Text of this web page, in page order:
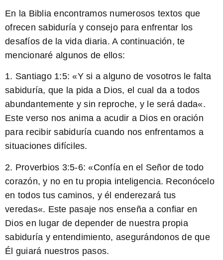
En la Biblia encontramos numerosos textos que
ofrecen sabiduría y consejo para enfrentar los
desafíos de la vida diaria. A continuación, te
mencionaré algunos de ellos:
1. Santiago 1:5: «Y si a alguno de vosotros le falta
sabiduría, que la pida a Dios, el cual da a todos
abundantemente y sin reproche, y le será dada«.
Este verso nos anima a acudir a Dios en oración
para recibir sabiduría cuando nos enfrentamos a
situaciones difíciles.
2. Proverbios 3:5-6: «Confía en el Señor de todo
corazón, y no en tu propia inteligencia. Reconócelo
en todos tus caminos, y él enderezará tus
veredas«. Este pasaje nos enseña a confiar en
Dios en lugar de depender de nuestra propia
sabiduría y entendimiento, asegurándonos de que
Él guiará nuestros pasos.